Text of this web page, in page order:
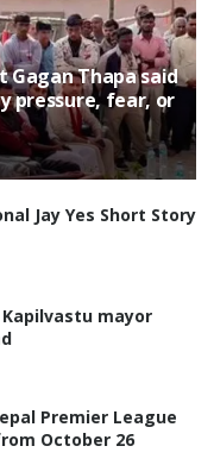
Gagan Thapa said
pressure, fear, or
Jay Yes Short Story
mayor
Premier League
October 26